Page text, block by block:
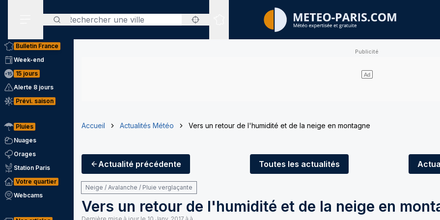
Rechercher
Sites expertisés
Bulletin France
Week-end
15 jours
Alerte 8 jours
Prévi. saison
Pluies
Nuages
Orages
Station Paris
Votre quartier
Webcams
Accueil Actualités Météo Vers un retour de l'humidité et de la neige en montagne
Actualité précédente Toutes les actualités
Neige / Avalanche / Pluie verglaçante
Vers un retour de l'humidité et de la neige en